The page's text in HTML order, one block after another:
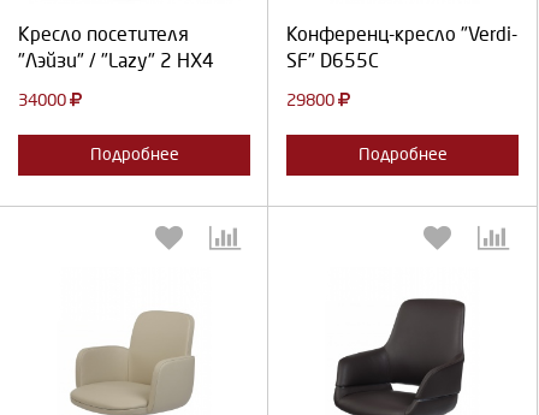
Кресло посетителя
"Лэйзи" / "Lazy" 2 HX4
34000
Подробнее
Конференц-кресло "Verdi-
SF" D655C
29800
Подробнее
Выберите количество: Выберите количество: